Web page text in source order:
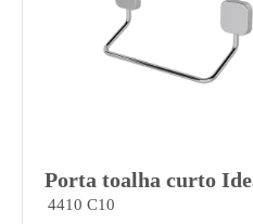
Porta toalha curto
4410 C10